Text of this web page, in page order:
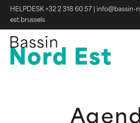
HELPDESK +32 2 318 60 57
info@bassin-
est.brussels